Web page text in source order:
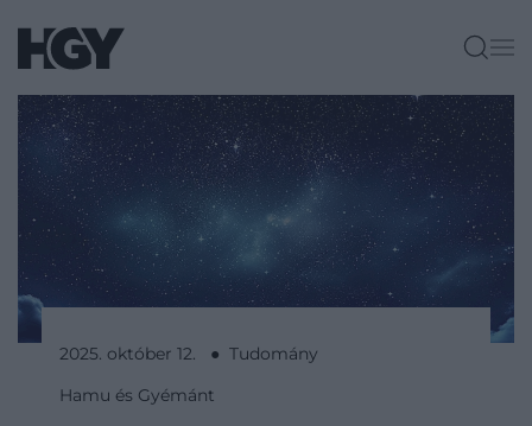
2025. október 12. ● Tudomány
Hamu és Gyémánt